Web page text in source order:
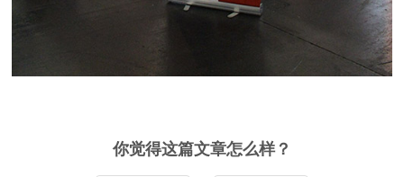
你觉得这篇文章怎么样？